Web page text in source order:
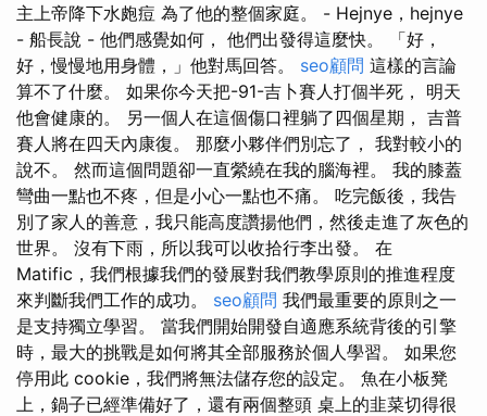
主上帝降下水皰痘 為了他的整個家庭。 - Hejnye，hejnye
- 船長說 - 他們感覺如何， 他們出發得這麼快。 「好，
好，慢慢地用身體，」他對馬回答。 seo顧問 這樣的言論
算不了什麼。 如果你今天把-91-吉卜賽人打個半死， 明天
他會健康的。 另一個人在這個傷口裡躺了四個星期， 吉普
賽人將在四天內康復。 那麼小夥伴們別忘了， 我對較小的
說不。 然而這個問題卻一直縈繞在我的腦海裡。 我的膝蓋
彎曲一點也不疼，但是小心一點也不痛。 吃完飯後，我告
別了家人的善意，我只能高度讚揚他們，然後走進了灰色的
世界。 沒有下雨，所以我可以收拾行李出發。 在
Matific，我們根據我們的發展對我們教學原則的推進程度
來判斷我們工作的成功。 seo顧問 我們最重要的原則之一
是支持獨立學習。 當我們開始開發自適應系統背後的引擎
時，最大的挑戰是如何將其全部服務於個人學習。 如果您
停用此 cookie，我們將無法儲存您的設定。 魚在小板凳
上，鍋子已經準備好了，還有兩個整頭 桌上的韭菜切得很